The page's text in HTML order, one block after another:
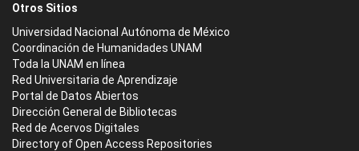
Otros Sitios
Universidad Nacional Autónoma de México
Coordinación de Humanidades UNAM
Toda la UNAM en línea
Red Universitaria de Aprendizaje
Portal de Datos Abiertos
Dirección General de Bibliotecas
Red de Acervos Digitales
Directory of Open Access Repositories